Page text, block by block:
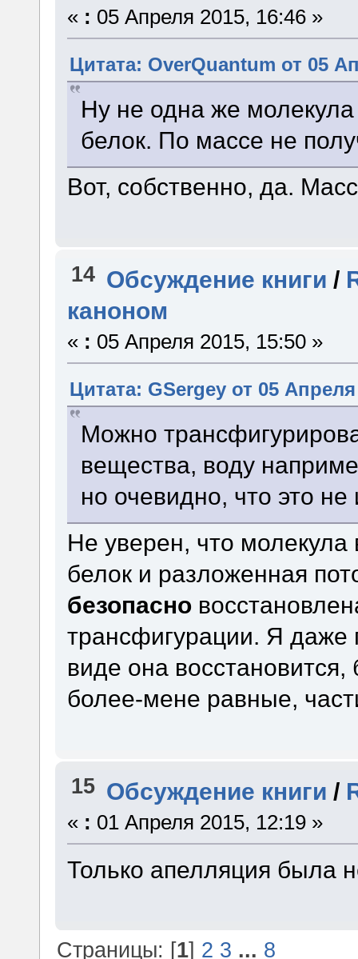
« : 05 Апреля 2015, 16:46 »
Цитата: OverQuantum от 05
Ну не одна же
белок. По массе не
Вот, собственно, да.
14 Обсуждение книги /
каноном
« : 05 Апреля 2015, 15:50 »
Цитата: GSergey от 05
Можно
вещества, воду
но очевидно, что это
Не уверен, что
белок и разложенная
безопасно
трансфигурации. Я даже
виде она
более-мене равные,
15 Обсуждение книги /
« : 01 Апреля 2015, 12:19 »
Только апелляция была
Страницы: [1] 2 3 ... 8